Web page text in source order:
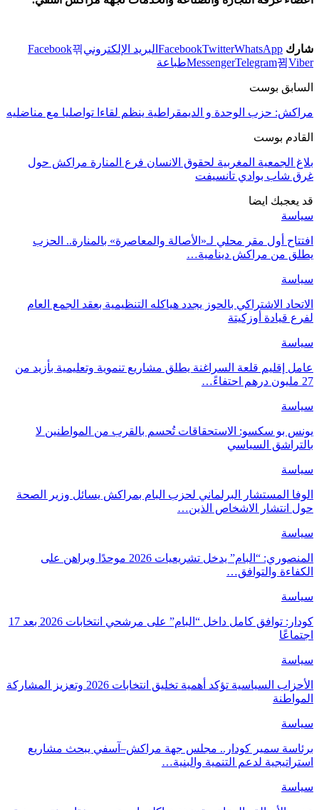
شارك FacebookTwitterWhatsApp البريد الإلكتروني
Facebook
MessengerTelegram Viber طباعة
السابق بوست
مراكش: حزب الوحدة و الديمقراطية ينظم لقاءا تواصليا مع مناضليه
القادم بوست
بلاغ الجمعية المغربية لحقوق الانسان فرع المنارة مراكش حول
غرق شاب بوادي تانسيفت
قد يعجبك ايضا
سياسة
افتتاح أول مقر محلي لـ«الأصالة والمعاصرة» بالمنارة.. الحزب
يطلق من مراكش دينامية…
سياسة
الاتحاد الاشتراكي بالحوز يجدد هياكله التنظيمية بعقد الجمع العام
لفرع قيادة أوزكيتة
سياسة
عامل إقليم قلعة السراغنة يطلق مشاريع تنموية وتعليمية بأزيد من
27 مليون درهم احتفاءً…
سياسة
يونس بو سكسو: الاستحقاقات تُحسم بالقرب من المواطنين لا
بالتراشق السياسي
سياسة
الوفا المستشار البرلماني لحزب البام بمراكش يسائل وزير الصحة
حول انتشار الاشخاص الذين…
سياسة
المنصوري: “البام” يدخل تشريعيات 2026 موحدًا ويراهن على
الكفاءة والتوافق…
سياسة
كودار: توافق كامل داخل “البام” على مرشحي انتخابات 2026 بعد 17
اجتماعًا
سياسة
الأحزاب السياسية تؤكد أهمية تخليق انتخابات 2026 وتعزيز المشاركة
المواطنة
سياسة
برئاسة سمير كودار.. مجلس جهة مراكش–آسفي يبحث مشاريع
استراتيجية لدعم التنمية والبنية…
سياسة